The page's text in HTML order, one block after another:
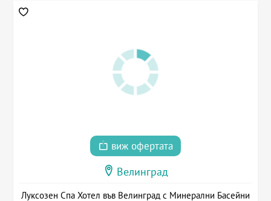
виж офертата
Велинград
Луксозен Спа Хотел във Велинград с Минерални Басейни